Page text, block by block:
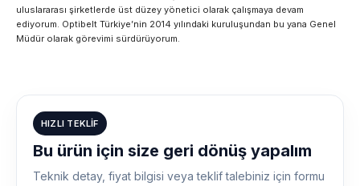
uluslararası şirketlerde üst düzey yönetici olarak çalışmaya devam
ediyorum. Optibelt Türkiye’nin 2014 yılındaki kuruluşundan bu yana Genel
Müdür olarak görevimi sürdürüyorum.
HIZLI TEKLIF
Bu ürün için size geri dönüş yapalım
Teknik detay, fiyat bilgisi veya teklif talebiniz için formu